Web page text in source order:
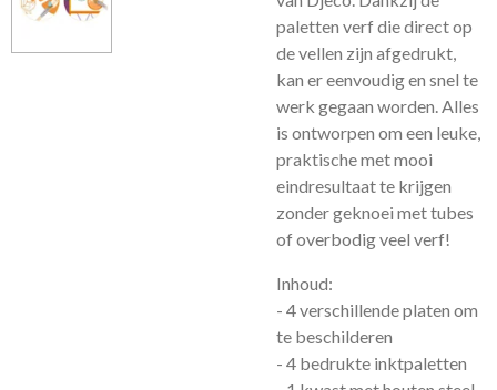
paletten verf die direct op
de vellen zijn afgedrukt,
kan er eenvoudig en snel te
werk gegaan worden. Alles
is ontworpen om een leuke,
praktische met mooi
eindresultaat te krijgen
zonder geknoei met tubes
of overbodig veel verf!
Inhoud:
- 4 verschillende platen om
te beschilderen
- 4 bedrukte inktpaletten